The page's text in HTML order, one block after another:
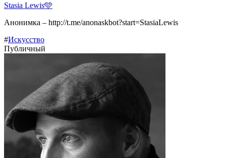
Stasia Lewis🩵
Анонимка – http://t.me/anonaskbot?start=StasiaLewis
#Искусство
Публичный